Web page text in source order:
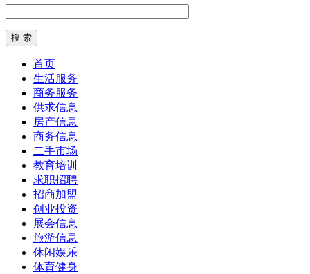
首页
生活服务
商务服务
供求信息
房产信息
商务信息
二手市场
教育培训
求职招聘
招商加盟
创业投资
展会信息
旅游信息
休闲娱乐
体育健身